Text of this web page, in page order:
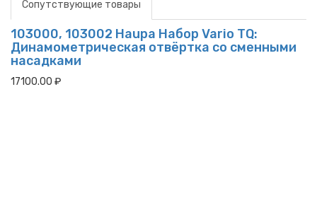
Сопутствующие товары
103000, 103002 Haupa Набор Vario TQ:
Динамометрическая отвёртка со сменными
насадками
17100.00 ₽